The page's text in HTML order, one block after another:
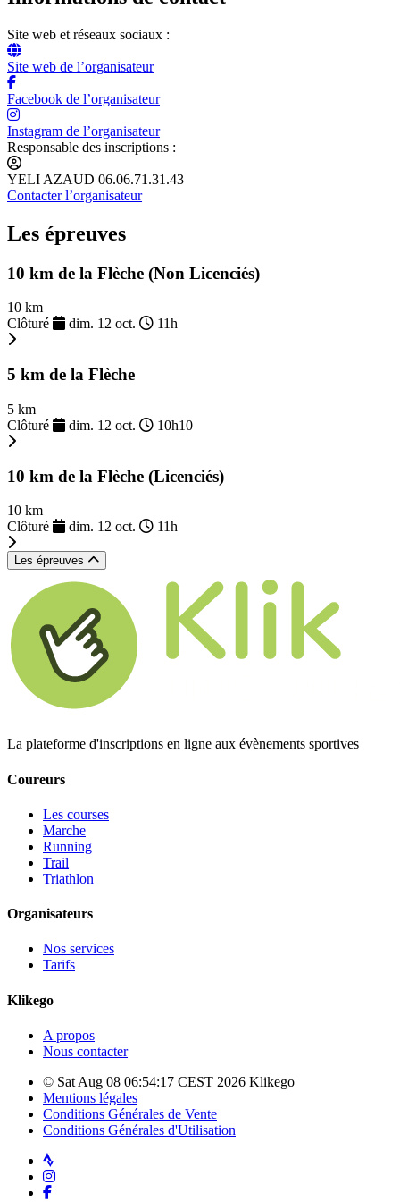
Site web et réseaux sociaux :
Site web de l’organisateur
Facebook de l’organisateur
Instagram de l’organisateur
Responsable des inscriptions :
YELI AZAUD 06.06.71.31.43
Contacter l’organisateur
Les épreuves
10 km de la Flèche (Non Licenciés)
10 km
Clôturé
dim. 12 oct. 11h
5 km de la Flèche
5 km
Clôturé
dim. 12 oct. 10h10
10 km de la Flèche (Licenciés)
10 km
Clôturé
dim. 12 oct. 11h
Les épreuves
La plateforme d'inscriptions en ligne aux évènements sportives
Coureurs
Les courses
Marche
Running
Trail
Triathlon
Organisateurs
Nos services
Tarifs
Klikego
A propos
Nous contacter
© Sat Aug 08 06:54:17 CEST 2026 Klikego
Mentions légales
Conditions Générales de Vente
Conditions Générales d'Utilisation
Strava
Instagram
Facebook